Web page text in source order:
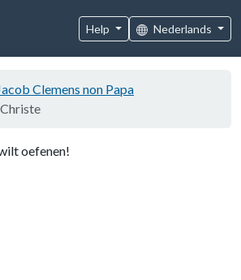
Help Nederlands
Clemens non Papa
oefenen!